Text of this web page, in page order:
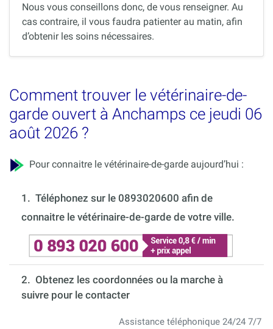
Nous vous conseillons donc, de vous renseigner. Au
cas contraire, il vous faudra patienter au matin, afin
d’obtenir les soins nécessaires.
Comment trouver le vétérinaire-de-
garde ouvert à Anchamps ce jeudi 06
août 2026 ?
Pour connaitre le vétérinaire-de-garde aujourd’hui :
1. Téléphonez sur le 0893020600 afin de
connaitre le vétérinaire-de-garde de votre ville.
2. Obtenez les coordonnées ou la marche à
suivre pour le contacter
Assistance téléphonique 24/24 7/7